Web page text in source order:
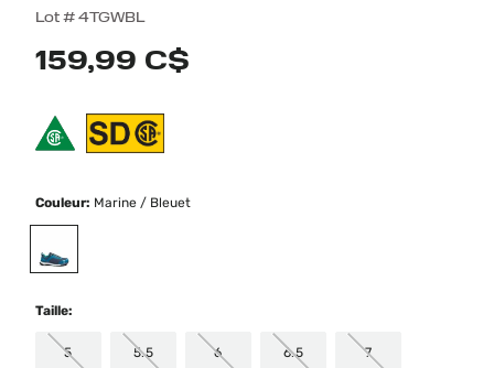
Lot #4TGWBL
3,5 out of 5 Customer Rating
159,99 C$
Couleur: Marine / Bleuet
Taille:
5 5.5 6 6.5 7